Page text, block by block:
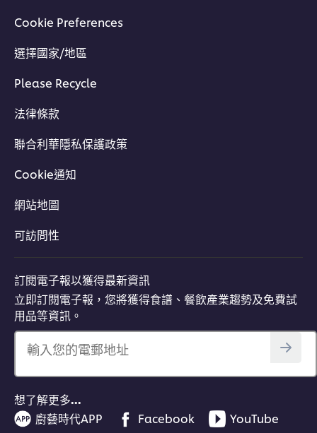
Cookie Preferences
選擇國家/地區
Please Recycle
法律條款
聯合利華隱私保護政策
Cookie通知
網站地圖
可訪問性
訂閱電子報以獲得最新資訊
立即訂閱電子報，您將獲得食譜、餐飲產業趨勢及免費試
用品等資訊。
輸入您的電郵地址
想了解更多…
廚藝時代APP
Facebook YouTube